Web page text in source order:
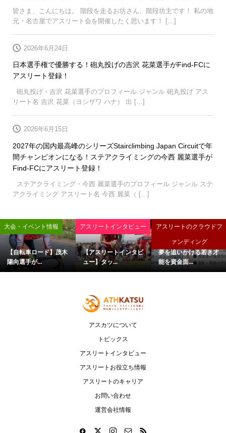
皆さま、こんにちは。 階段を走るお坊さん、階段坊主です！ 私の地
元・名古屋でアスリート会を開催したく思います！ […]
日本選手権で優勝する！砲丸投げの吉沢 花菜選手がFind-FCに
アスリート登録！
2026年6月24日
砲丸投げ・吉沢 花菜選手のプロフィール ジャンル 砲丸投げ アス
リート名 吉沢 花菜（ヨシザワ ハナ） 出 […]
2027年の国内最高峰のシリーズStairclimbing Japan Circuitで年
間チャンピオンになる！ステアクライミングの今西 麗菜選手が
Find-FCにアスリート登録！
2026年6月15日
ステアクライミング・今西 麗菜選手のプロフィール ジャンル ステ
アクライミング アスリート名 今西 麗菜（ […]
大会・イベント情報
【自転車ロード】茂木
陽向選手が...
アスリートインタビュー
【アスリートインタビ
ュー】タッ...
アスリートのクラウドフ
ァンディング
夢を追いかける若き才
能を資金面...
アスカツについて
トピックス
アスリートインタビュー
アスリートお役立ち情報
アスリートのキャリア
お問い合わせ
運営会社情報